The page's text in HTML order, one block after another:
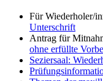
Für Wiederholer/
Unterschrift
Antrag für
ohne erfüllte
Seziersaal: